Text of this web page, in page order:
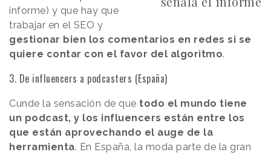
informe) y que hay que
trabajar en el SEO y
gestionar bien los comentarios en redes si se
quiere contar con el favor del algoritmo.
3. De influencers a podcasters (España)
Cunde la sensación de que todo el mundo tiene
un podcast, y los influencers están entre los
que están aprovechando el auge de la
herramienta. En España, la moda parte de la gran